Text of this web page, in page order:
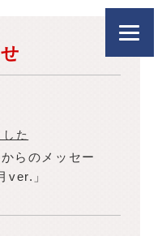
した
らのメッセー
ver.」